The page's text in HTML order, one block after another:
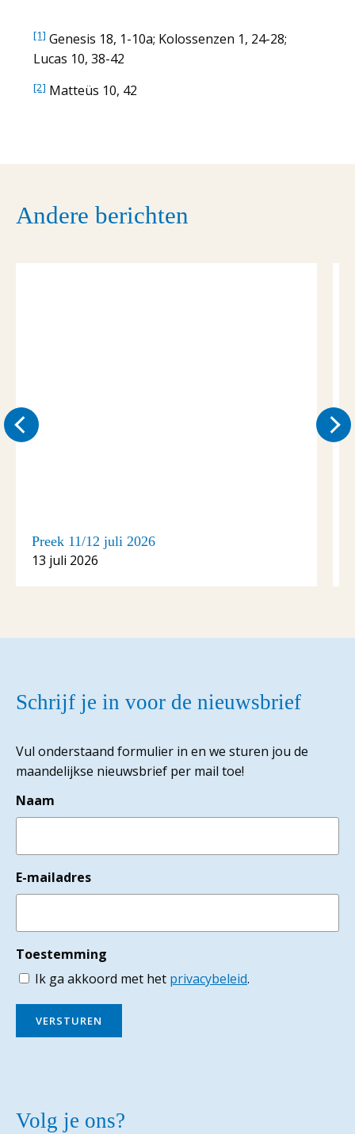
[1] Genesis 18, 1-10a; Kolossenzen 1, 24-28;
Lucas 10, 38-42
[2] Matteüs 10, 42
Andere berichten
Preek 11/12 juli 2026
13 juli 2026
Schrijf je in voor de nieuwsbrief
Vul onderstaand formulier in en we sturen jou de
maandelijkse nieuwsbrief per mail toe!
Naam
E-mailadres
Toestemming
Ik ga akkoord met het privacybeleid.
VERSTUREN
Volg je ons?